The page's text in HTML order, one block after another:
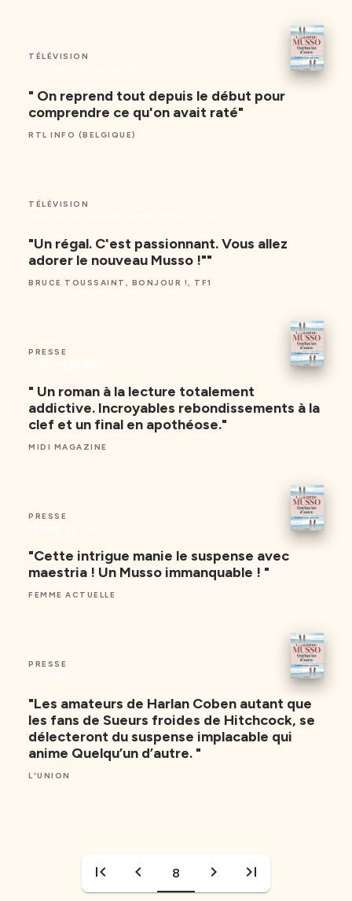
TÉLÉVISION
" On reprend tout depuis le début pour
comprendre ce qu'on avait raté"
RTL INFO (BELGIQUE)
TÉLÉVISION
"Un régal. C'est passionnant. Vous allez
adorer le nouveau Musso !""
BRUCE TOUSSAINT, BONJOUR !, TF1
PRESSE
" Un roman à la lecture totalement
addictive. Incroyables rebondissements à la
clef et un final en apothéose."
MIDI MAGAZINE
PRESSE
"Cette intrigue manie le suspense avec
maestria ! Un Musso immanquable ! "
FEMME ACTUELLE
PRESSE
"Les amateurs de Harlan Coben autant que
les fans de Sueurs froides de Hitchcock, se
délecteront du suspense implacable qui
anime Quelqu’un d’autre. "
L'UNION
first_page chevron_left 8 chevron_right last_page